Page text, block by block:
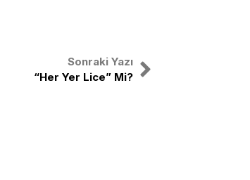
Sonraki Yazı
“Her Yer Lice” Mi?